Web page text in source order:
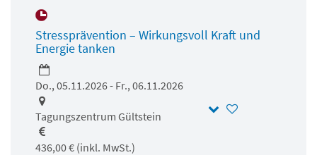
Stressprävention – Wirkungsvoll Kraft und
Energie tanken
Do., 05.11.2026 - Fr., 06.11.2026
Tagungszentrum Gültstein
436,00 € (inkl. MwSt.)